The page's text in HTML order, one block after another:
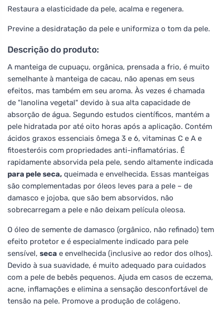
Restaura a elasticidade da pele, acalma e regenera.
Previne a desidratação da pele e uniformiza o tom da pele.
Descrição do produto:
A manteiga de cupuaçu, orgânica, prensada a frio, é muito
semelhante à manteiga de cacau, não apenas em seus
efeitos, mas também em seu aroma. Às vezes é chamada
de "lanolina vegetal" devido à sua alta capacidade de
absorção de água. Segundo estudos científicos, mantém a
pele hidratada por até oito horas após a aplicação. Contém
ácidos graxos essenciais ômega 3 e 6, vitaminas C e A e
fitoesteróis com propriedades anti-inflamatórias. É
rapidamente absorvida pela pele, sendo altamente indicada
para pele seca, queimada e envelhecida. Essas manteigas
são complementadas por óleos leves para a pele – de
damasco e jojoba, que são bem absorvidos, não
sobrecarregam a pele e não deixam película oleosa.
O óleo de semente de damasco (orgânico, não refinado) tem
efeito protetor e é especialmente indicado para pele
sensível, seca e envelhecida (inclusive ao redor dos olhos).
Devido à sua suavidade, é muito adequado para cuidados
com a pele de bebês pequenos. Ajuda em casos de eczema,
acne, inflamações e elimina a sensação desconfortável de
tensão na pele. Promove a produção de colágeno.